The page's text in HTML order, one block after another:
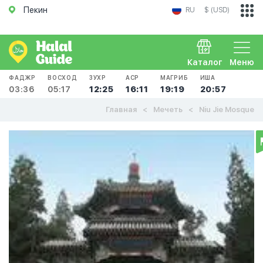
Пекин RU $ (USD)
Меню
Каталог
ФАДЖР
03:36
ВОСХОД
05:17
ЗУХР
12:25
АСР
16:11
МАГРИБ
19:19
ИША
20:57
Главная Мечеть Niu Jie Mosque